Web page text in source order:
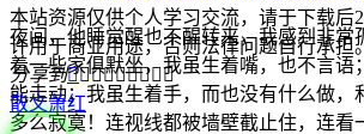
夜间，他睡觉醒也不醒转来，我感到非常
着一些家俱默坐，我虽生着嘴，也不言语
能走动；我虽生着手，而也没有什么做，
多么寂寞！连视线都被墙壁截止住，连看
本站资源仅供个人学习交流，请于下载后
许用于商业用途，否则法律问题自行承担
分享到
散文萧红